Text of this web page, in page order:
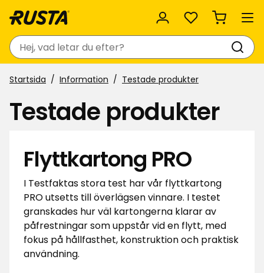
Favoriter
Sök
Startsida Information Testade produkter
Testade produkter
Flyttkartong PRO
I Testfaktas stora test har vår flyttkartong
PRO utsetts till överlägsen vinnare. I testet
granskades hur väl kartongerna klarar av
påfrestningar som uppstår vid en flytt, med
fokus på hållfasthet, konstruktion och praktisk
användning.